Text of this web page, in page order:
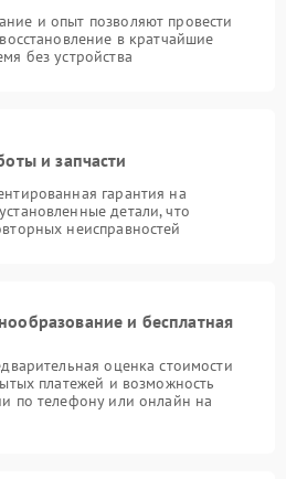
и опыт позволяют провести
в кратчайшие
без устройства
и запчасти
гарантия на
детали, что
неисправностей
и бесплатная
оценка стоимости
платежей и возможность
по телефону или онлайн на